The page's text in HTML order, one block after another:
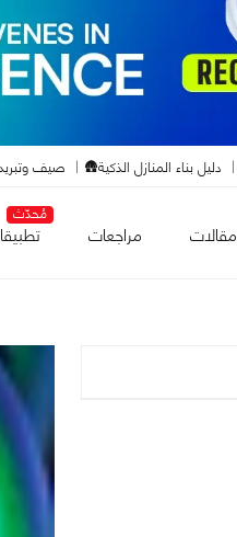
دليل بناء المنازل الذكية🛖 صيف
مقالات مراجعات
مُحدّث